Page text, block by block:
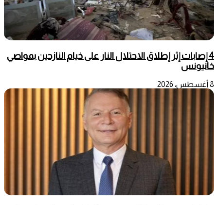
4 إصابات إثر إطلاق الاحتلال النار على خيام النازحين بمواصي
خانيونس
8 أغسطس، 2026